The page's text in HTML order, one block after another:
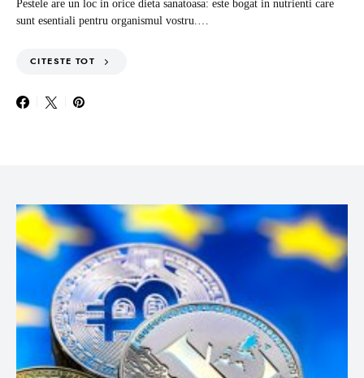
Pestele are un loc in orice dieta sanatoasa: este bogat in nutrienti care
sunt esentiali pentru organismul vostru.…
CITESTE TOT